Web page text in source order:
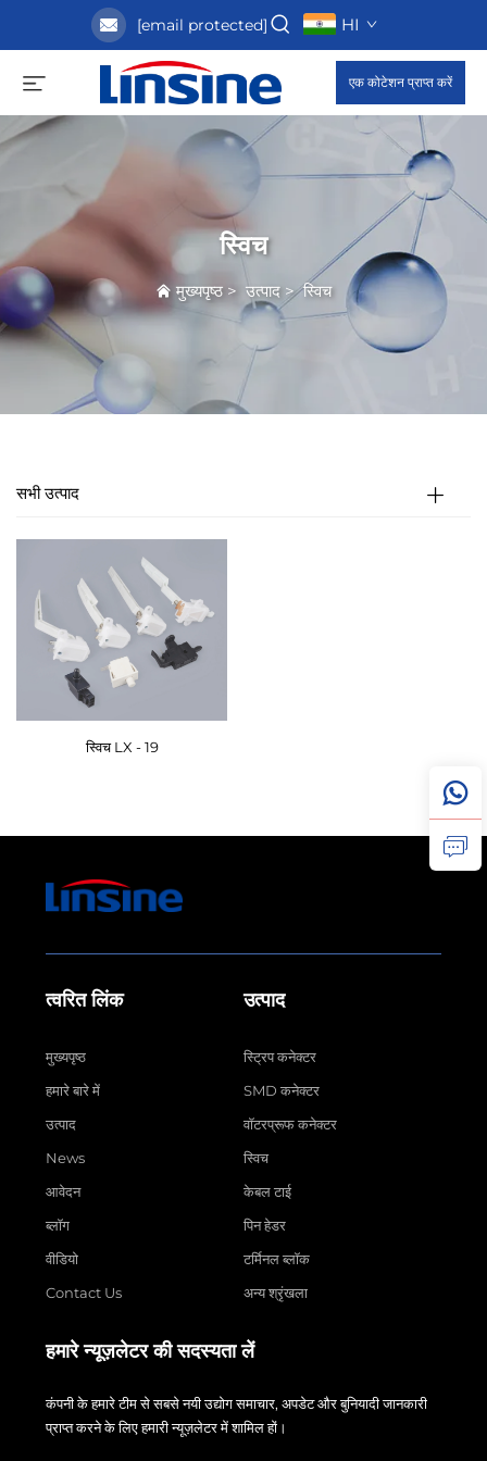
[email protected] HI
एक कोटेशन प्राप्त करें
स्विच
मुख्यपृष्ठ > उत्पाद >स्विच
सभी उत्पाद
स्विच LX - 19
त्वरित लिंक
मुख्यपृष्ठ
हमारे बारे में
उत्पाद
News
आवेदन
ब्लॉग
वीडियो
Contact Us
उत्पाद
स्ट्रिप कनेक्टर
SMD कनेक्टर
वॉटरप्रूफ कनेक्टर
स्विच
केबल टाई
पिन हेडर
टर्मिनल ब्लॉक
अन्य श्रृंखला
हमारे न्यूज़लेटर की सदस्यता लें
कंपनी के हमारे टीम से सबसे नयी उद्योग समाचार, अपडेट और बुनियादी जानकारी
प्राप्त करने के लिए हमारी न्यूज़लेटर में शामिल हों।